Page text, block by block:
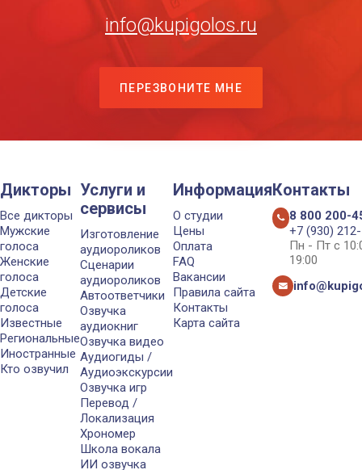
info@kupigolos.ru
ПЕРЕЗВОНИТЕ МНЕ
Дикторы
Все дикторы
Мужские
голоса
Женские
голоса
Детские
голоса
Известные
Региональные
Иностранные
Кто озвучил
Услуги и
сервисы
Изготовление
аудиороликов
Сценарии
аудиороликов
Автоответчики
Озвучка
аудиокниг
Озвучка видео
Аудиогиды /
Аудиоэкскурсии
Озвучка игр
Перевод /
Локализация
Хрономер
Школа вокала
ИИ озвучка
Информация
О студии
Цены
Оплата
FAQ
Вакансии
Правила сайта
Контакты
Карта сайта
Контакты
8 800 200-
+7 (930)
Пн - Пт с
19:00